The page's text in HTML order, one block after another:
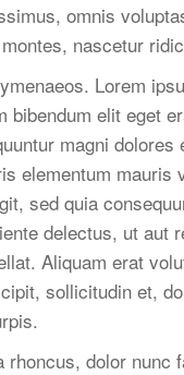
omnis
nascetur
Lorem
elit eget
magni dolores
elementum mauris
sed quia
delectus, ut aut
Aliquam erat
sollicitudin et,
dolor nunc